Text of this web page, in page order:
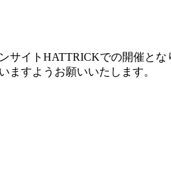
サイトHATTRICKでの開催と
ますようお願いいたします。